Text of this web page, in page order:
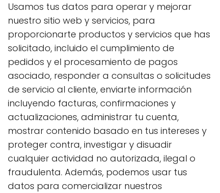
Usamos tus datos para operar y mejorar
nuestro sitio web y servicios, para
proporcionarte productos y servicios que has
solicitado, incluido el cumplimiento de
pedidos y el procesamiento de pagos
asociado, responder a consultas o solicitudes
de servicio al cliente, enviarte información
incluyendo facturas, confirmaciones y
actualizaciones, administrar tu cuenta,
mostrar contenido basado en tus intereses y
proteger contra, investigar y disuadir
cualquier actividad no autorizada, ilegal o
fraudulenta. Además, podemos usar tus
datos para comercializar nuestros